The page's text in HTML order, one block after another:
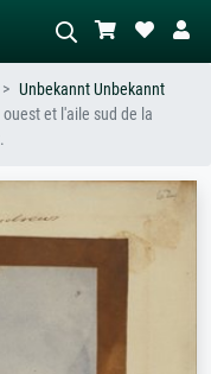
avec beaucoup de rouge,
sombre, nu debout près d'un
arbre.
Unbekannt Unbekannt
et l'aile sud de la